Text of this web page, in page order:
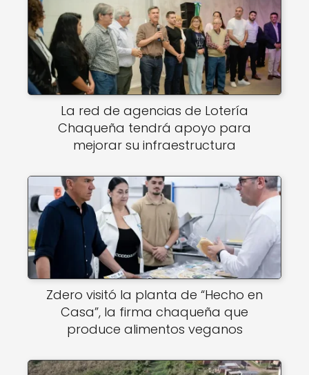
La red de agencias de Lotería
Chaqueña tendrá apoyo para
mejorar su infraestructura
Zdero visitó la planta de “Hecho en
Casa”, la firma chaqueña que
produce alimentos veganos